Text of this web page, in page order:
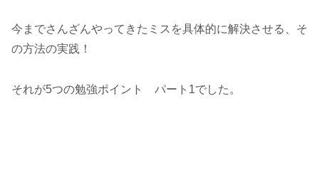
今までさんざんやってきたミスを具体的に解決させる、そ
の方法の実践！
それが5つの勉強ポイント パート1でした。